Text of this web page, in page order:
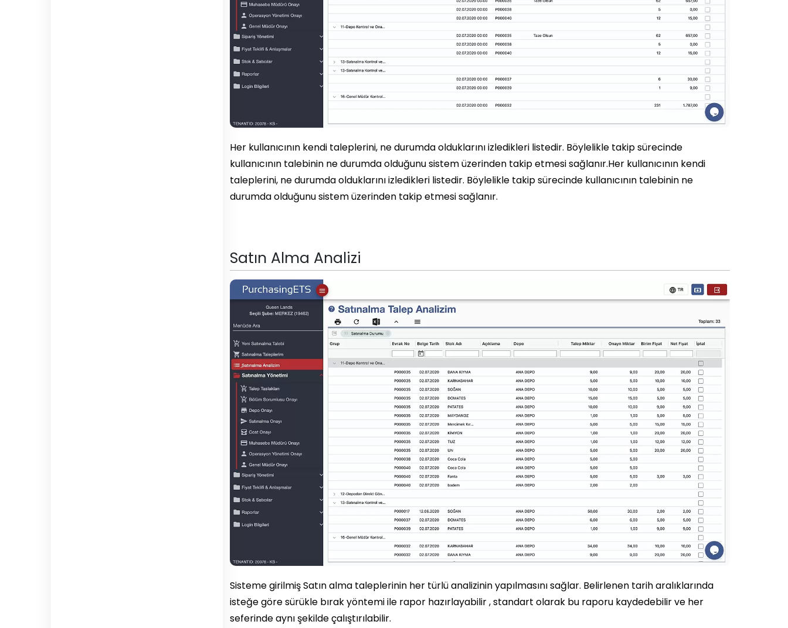
Her kullanıcının kendi taleplerini, ne durumda olduklarını izledikleri listedir. Böylelikle takip sürecinde
kullanıcının talebinin ne durumda olduğunu sistem üzerinden takip etmesi sağlanır.Her kullanıcının kendi
taleplerini, ne durumda olduklarını izledikleri listedir. Böylelikle takip sürecinde kullanıcının talebinin ne
durumda olduğunu sistem üzerinden takip etmesi sağlanır.
Satın Alma Analizi
Sisteme girilmiş Satın alma taleplerinin her türlü analizinin yapılmasını sağlar. Belirlenen tarih aralıklarında
isteğe göre sürükle bırak yöntemi ile rapor hazırlayabilir , standart olarak bu raporu kaydedebilir ve her
seferinde aynı şekilde çalıştırılabilir.